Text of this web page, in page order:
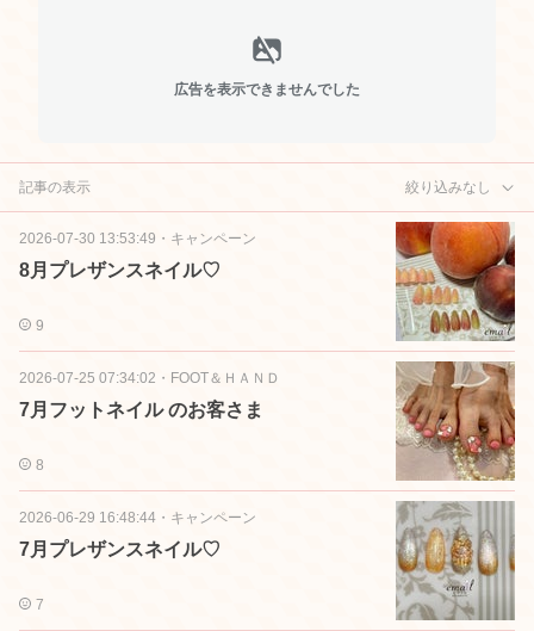
広告を表示できませんでした
記事の表示 絞り込みなし
2026-07-30 13:53:49 ・ キャンペーン
8月プレザンスネイル♡
9
2026-07-25 07:34:02 ・ FOOT＆ＨＡＮＤ
7月フットネイル のお客さま
8
2026-06-29 16:48:44 ・ キャンペーン
7月プレザンスネイル♡
7